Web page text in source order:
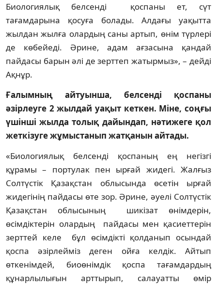
Биологиялық белсенді қоспаны ет, сүт
тағамдарына қосуға болады. Алдағы уақытта
жылдан жылға олардың саны артып, өнім түрлері
де көбейеді. Әрине, адам ағзасына қандай
пайдасы барын әлі де зерттеп жатырмыз», – дейді
Ақнұр.
Ғалымның айтуынша, белсенді қоспаны
әзірлеуге 2 жылдай уақыт кеткен. Міне, соңғы
үшінші жылда толық дайындап, нәтижеге қол
жеткізуге жұмыстанып жатқанын айтады.
«Биологиялық белсенді қоспаның ең негізгі
құрамы – портулак пен ырғай жидегі. Жалғыз
Солтүстік Қазақстан облысында өсетін ырғай
жидегінің пайдасы өте зор. Әрине, әуелі Солтүстік
Қазақстан облысының шикізат өнімдерін,
өсімдіктерін олардың пайдасы мен қасиеттерін
зерттей келе бұл өсімдікті қолданып осындай
қоспа әзірлейміз деген ойға келдік. Айтып
өткенімдей, биоөнімдік қоспа тағамдардың
құнарлылығын арттырып, салауатты өмір